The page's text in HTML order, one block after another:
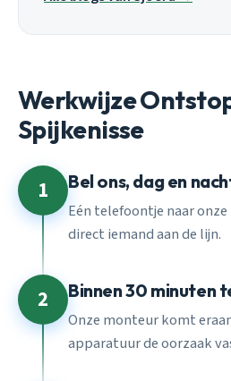
Werkwijze
Spijkenisse
1 Bel ons, dag en
Eén telefoontje naar
direct iemand aan de lijn.
2 Binnen 30 minuten
Onze monteur komt
apparatuur de oorzaak